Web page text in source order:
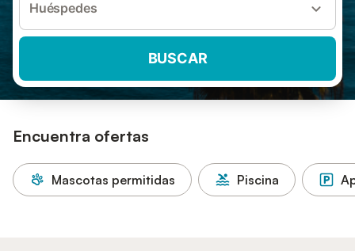
Huéspedes
BUSCAR
Encuentra ofertas
Mascotas permitidas Piscina